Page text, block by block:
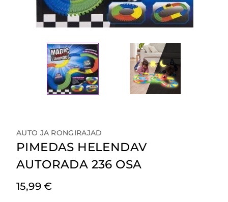
AUTO JA RONGIRAJAD
PIMEDAS HELENDAV
AUTORADA 236 OSA
15,99€